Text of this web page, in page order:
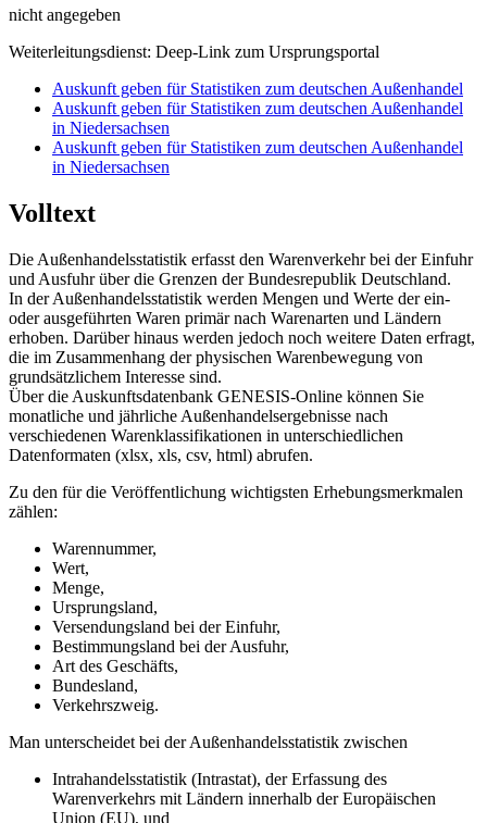
nicht angegeben
Weiterleitungsdienst: Deep-Link zum Ursprungsportal
Auskunft geben für Statistiken zum deutschen Außenhandel
Auskunft geben für Statistiken zum deutschen Außenhandel
in Niedersachsen
Auskunft geben für Statistiken zum deutschen Außenhandel
in Niedersachsen
Volltext
Die Außenhandelsstatistik erfasst den Warenverkehr bei der Einfuhr
und Ausfuhr über die Grenzen der Bundesrepublik Deutschland.
In der Außenhandelsstatistik werden Mengen und Werte der ein-
oder ausgeführten Waren primär nach Warenarten und Ländern
erhoben. Darüber hinaus werden jedoch noch weitere Daten erfragt,
die im Zusammenhang der physischen Warenbewegung von
grundsätzlichem Interesse sind.
Über die Auskunftsdatenbank GENESIS-Online können Sie
monatliche und jährliche Außenhandelsergebnisse nach
verschiedenen Warenklassifikationen in unterschiedlichen
Datenformaten (xlsx, xls, csv, html) abrufen.
Zu den für die Veröffentlichung wichtigsten Erhebungsmerkmalen
zählen:
Warennummer,
Wert,
Menge,
Ursprungsland,
Versendungsland bei der Einfuhr,
Bestimmungsland bei der Ausfuhr,
Art des Geschäfts,
Bundesland,
Verkehrszweig.
Man unterscheidet bei der Außenhandelsstatistik zwischen
Intrahandelsstatistik (Intrastat), der Erfassung des
Warenverkehrs mit Ländern innerhalb der Europäischen
Union (EU), und